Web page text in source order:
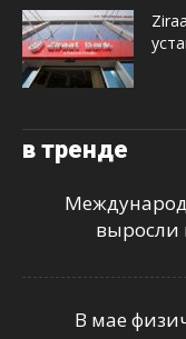
в тренде
выросли
В мае